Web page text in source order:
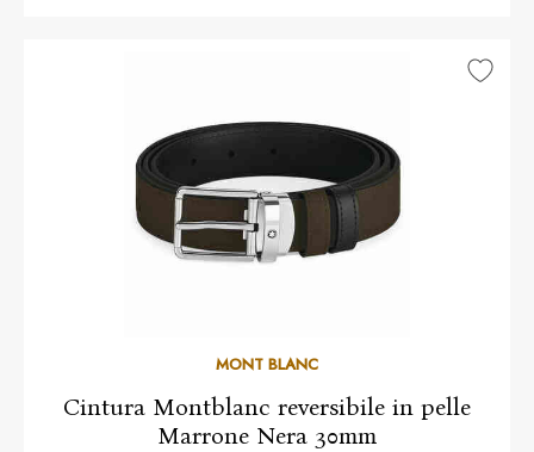
MONT BLANC
Cintura Montblanc reversibile in pelle
Marrone Nera 30mm